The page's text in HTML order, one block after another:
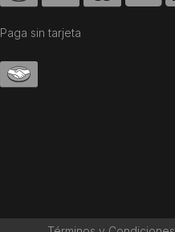
Paga sin tarjeta